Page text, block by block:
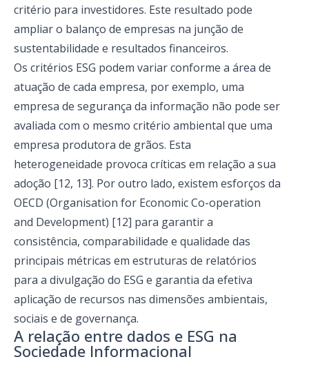
critério para investidores. Este resultado pode
ampliar o balanço de empresas na junção de
sustentabilidade e resultados financeiros.
Os critérios ESG podem variar conforme a área de
atuação de cada empresa, por exemplo, uma
empresa de segurança da informação não pode ser
avaliada com o mesmo critério ambiental que uma
empresa produtora de grãos. Esta
heterogeneidade provoca críticas em relação a sua
adoção [12, 13]. Por outro lado, existem esforços da
OECD (Organisation for Economic Co-operation
and Development) [12] para garantir a
consistência, comparabilidade e qualidade das
principais métricas em estruturas de relatórios
para a divulgação do ESG e garantia da efetiva
aplicação de recursos nas dimensões ambientais,
sociais e de governança.
A relação entre dados e ESG na
Sociedade Informacional